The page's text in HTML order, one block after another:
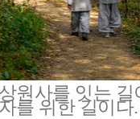
원사를 잇는
를 위한 길이다.